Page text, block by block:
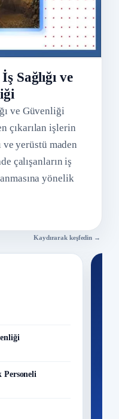
Sağlığı ve
ve Güvenliği
çıkarılan işlerin
ve yerüstü maden
çalışanların iş
yönelik
Kaydırarak keşfedin →
Personeli